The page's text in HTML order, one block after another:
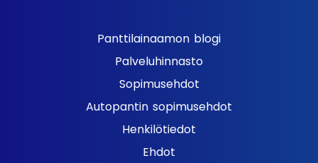
Panttilainaamon blogi
Palveluhinnasto
Sopimusehdot
Autopantin sopimusehdot
Henkilötiedot
Ehdot